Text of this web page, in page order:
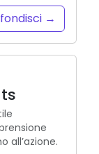
→
all’azione.